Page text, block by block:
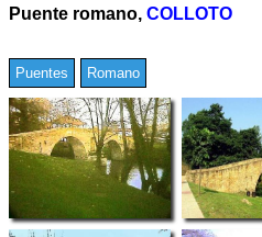
Puente romano, COLLOTO
Puentes Romano